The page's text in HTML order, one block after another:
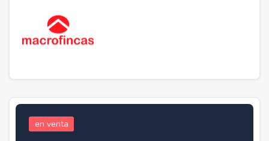
en venta